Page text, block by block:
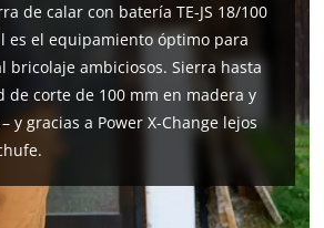
de calar con batería TE-JS 18/100
es el equipamiento óptimo para
bricolaje ambiciosos. Sierra hasta
de corte de 100 mm en madera y
y gracias a Power X-Change lejos